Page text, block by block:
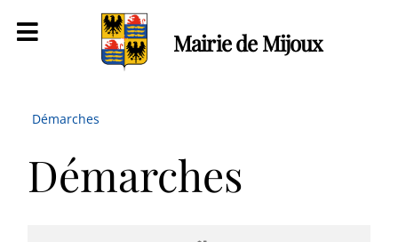
Mairie de Mijoux
Démarches
Démarches